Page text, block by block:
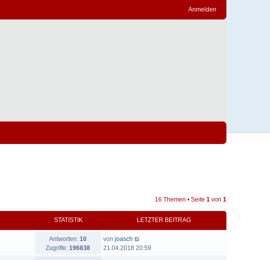
Anmelden
16 Themen • Seite 1 von 1
STATISTIK LETZTER BEITRAG
Antworten: 10
Zugriffe: 196838
von joasch
21.04.2018 20:59